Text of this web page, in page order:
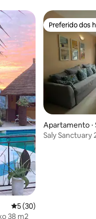
hóspedes
5 de uma avaliação média
5 (30)
38 m2
Preferido dos
Preferido dos
Apartamento ⋅
Saly Sanctuary